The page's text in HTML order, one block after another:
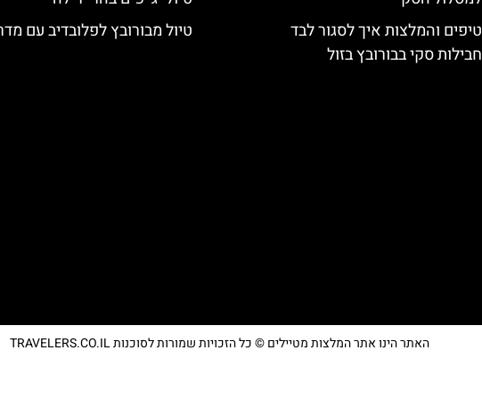
טיפים והמלצות איך לסגור לבד
חבילות סקי בבורובץ בזול
טיול מבורובץ לפלובדיב עם
האתר הינו אתר המלצות מטיילים © כל הזכויות שמורות לסוכנות TRAVELERS.CO.IL